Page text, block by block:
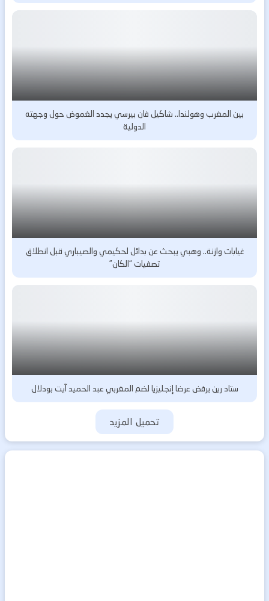
بين المغرب وهولندا.. شاكيل فان بيرسي يجدد الغموض حول وجهته
الدولية
غيابات وازنة.. وهبي يبحث عن بدائل لحكيمي والصيباري قبل انطلاق
تصفيات “الكان”
ستاد رين يرفض عرضا إنجليزيا لضم المغربي عبد الحميد آيت بودلال
تحميل المزيد